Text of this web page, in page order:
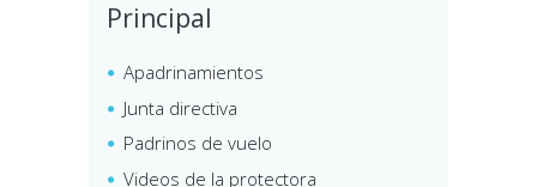
Principal
Apadrinamientos
Junta directiva
Padrinos de vuelo
Videos de la protectora